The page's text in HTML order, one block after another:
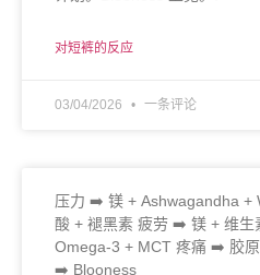
对短裤的反应
03/04/2026 一条评论
压力 ➡️ 镁 + Ashwagandha +
酸 + 褪黑素 疲劳 ➡️ 镁 + 维
Omega-3 + MCT 疼痛 ➡️ 胶
➡️ Blooness